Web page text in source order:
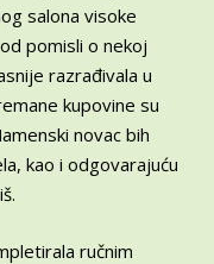
salona visoke
pomisli o nekoj
razrađivala u
kupovine su
novac bih
kao i odgovarajuću
ručnim